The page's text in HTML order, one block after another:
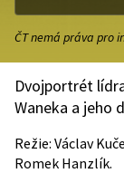
ČT nemá práva pro
Dvojportrét
Waneka a jeho
Režie: Václav
Romek Hanzlík.